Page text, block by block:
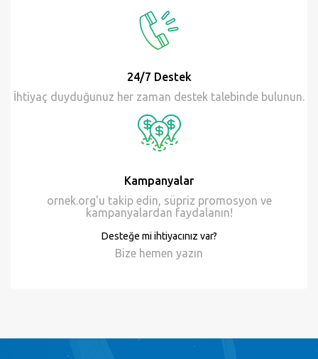
Güvenli Alışveriş
Bilgileriniz kayıt edilmeden ödeme işlemini güvenle yapın!
24/7 Destek
İhtiyaç duyduğunuz her zaman destek talebinde bulunun.
Kampanyalar
ornek.org'u takip edin, süpriz promosyon ve
kampanyalardan faydalanın!